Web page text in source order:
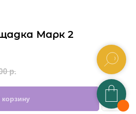
Марк 2
р.
корзину